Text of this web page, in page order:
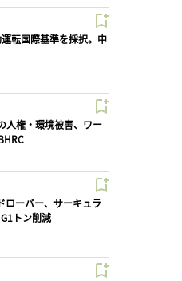
運転国際基準を採択。中
人権・環境被害、ワー
ローバー、サーキュラ
トン削減